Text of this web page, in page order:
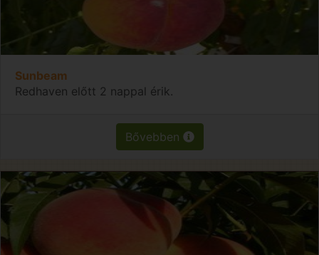
Sunbeam
Redhaven előtt 2 nappal érik.
Bővebben